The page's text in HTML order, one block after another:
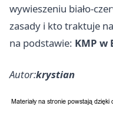
wywieszeniu biało-
zasady i kto traktuje
na podstawie: KMP w
Autor:krystian